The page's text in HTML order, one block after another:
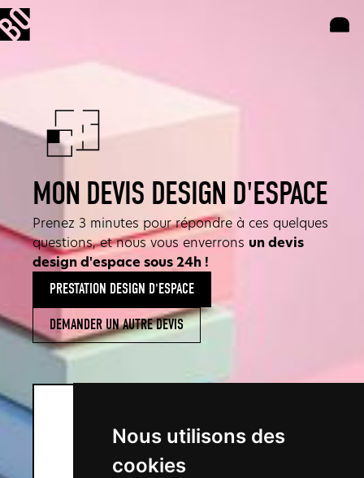
Nous utilisons des
cookies
MON DEVIS DESIGN D'ESPACE
Prenez 3 minutes pour répondre à ces quelques
questions, et nous vous enverrons un devis
design d'espace sous 24h !
PRESTATION DESIGN D'ESPACE
DEMANDER UN AUTRE DEVIS